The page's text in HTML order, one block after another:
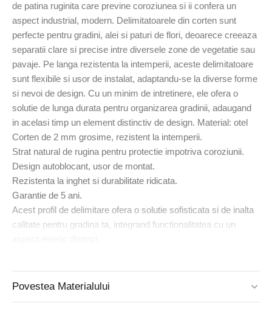
de patina ruginita care previne coroziunea si ii confera un
aspect industrial, modern. Delimitatoarele din corten sunt
perfecte pentru gradini, alei si paturi de flori, deoarece creeaza
separatii clare si precise intre diversele zone de vegetatie sau
pavaje. Pe langa rezistenta la intemperii, aceste delimitatoare
sunt flexibile si usor de instalat, adaptandu-se la diverse forme
si nevoi de design. Cu un minim de intretinere, ele ofera o
solutie de lunga durata pentru organizarea gradinii, adaugand
in acelasi timp un element distinctiv de design. Material: otel
Corten de 2 mm grosime, rezistent la intemperii.
Strat natural de rugina pentru protectie impotriva coroziunii.
Design autoblocant, usor de montat.
Rezistenta la inghet si durabilitate ridicata.
Garantie de 5 ani.
Acest profil de delimitare ofera o solutie sofisticata si de inalta
calitate pentru gradina ta, integrand functionalitatea cu un
Povestea Materialului